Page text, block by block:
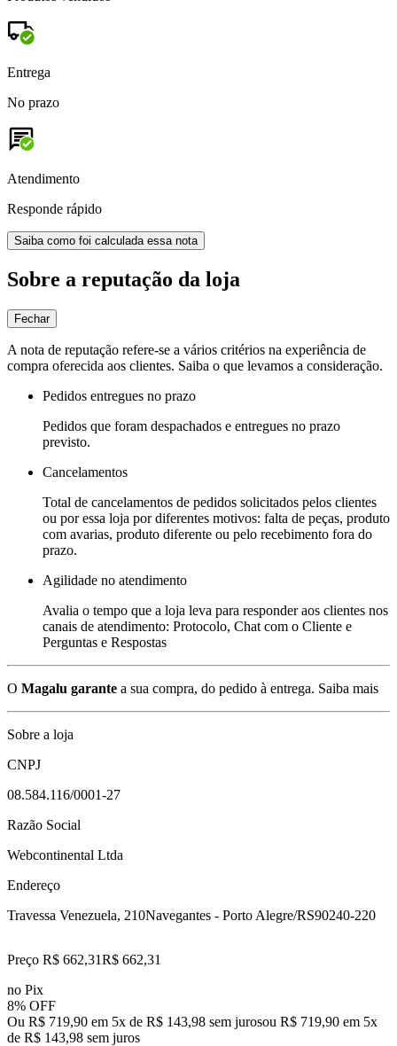
Entrega
No prazo
Atendimento
Responde rápido
Saiba como foi calculada essa nota
Sobre a reputação da loja
Fechar
A nota de reputação refere-se a vários critérios na experiência de
compra oferecida aos clientes. Saiba o que levamos a consideração.
Pedidos entregues no prazo
Pedidos que foram despachados e entregues no prazo
previsto.
Cancelamentos
Total de cancelamentos de pedidos solicitados pelos clientes
ou por essa loja por diferentes motivos: falta de peças, produto
com avarias, produto diferente ou pelo recebimento fora do
prazo.
Agilidade no atendimento
Avalia o tempo que a loja leva para responder aos clientes nos
canais de atendimento: Protocolo, Chat com o Cliente e
Perguntas e Respostas
O Magalu garante a sua compra, do pedido à entrega. Saiba mais
Sobre a loja
CNPJ
08.584.116/0001-27
Razão Social
Webcontinental Ltda
Endereço
Travessa Venezuela, 210Navegantes - Porto Alegre/RS90240-220
Preço R$ 662,31R$ 662,31
no Pix
8% OFF
Ou R$ 719,90 em 5x de R$ 143,98 sem jurosou R$ 719,90 em 5x
de R$ 143,98 sem juros